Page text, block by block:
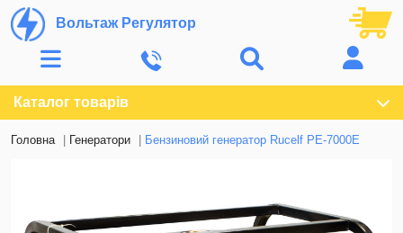
Вольтаж Регулятор
Каталог товарів
Головна Генератори Бензиновий генератор Rucelf PE-7000Е